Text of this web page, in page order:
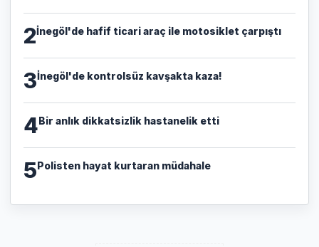
2İnegöl'de hafif ticari araç ile motosiklet çarpıştı
3İnegöl'de kontrolsüz kavşakta kaza!
4Bir anlık dikkatsizlik hastanelik etti
5Polisten hayat kurtaran müdahale